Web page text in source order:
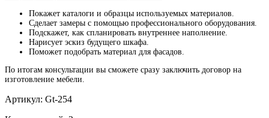
Покажет каталоги и образцы используемых материалов.
Сделает замеры с помощью профессионального оборудования.
Подскажет, как спланировать внутреннее наполнение.
Нарисует эскиз будущего шкафа.
Поможет подобрать материал для фасадов.
По итогам консультации вы сможете сразу заключить договор на
изготовление мебели.
Артикул: Gt-254